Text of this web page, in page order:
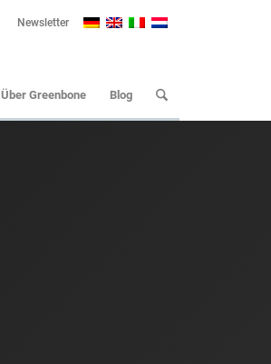
Newsletter
Über Greenbone Blog